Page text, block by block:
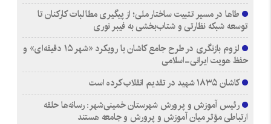
طاها در مسیر تثبیت ساختار ملی؛ از پیگیری مطالبات کارکنان تا
توسعه شبکه نظارتی و شتاب‌بخشی به فیبر نوری
لزوم بازنگری در طرح جامع کاشان با رویکرد «شهر ۱۵ دقیقه‌ای» و
حفظ هویت ایرانی-اسلامی
کاشان ۱۸۳۵ شهید در تقدیم انقلاب کرده است
رئیس آموزش و پرورش شهرستان خمینی‌شهر: رسانه‌ها حلقه
ارتباطی مؤثر میان آموزش و پرورش و جامعه هستند